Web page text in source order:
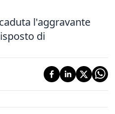
l'aggravante
di